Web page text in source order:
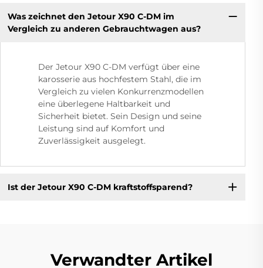
Was zeichnet den Jetour X90 C-DM im
Vergleich zu anderen Gebrauchtwagen aus?
Der Jetour X90 C-DM verfügt über eine
karosserie aus hochfestem Stahl, die im
Vergleich zu vielen Konkurrenzmodellen
eine überlegene Haltbarkeit und
Sicherheit bietet. Sein Design und seine
Leistung sind auf Komfort und
Zuverlässigkeit ausgelegt.
Ist der Jetour X90 C-DM kraftstoffsparend?
Verwandter Artikel